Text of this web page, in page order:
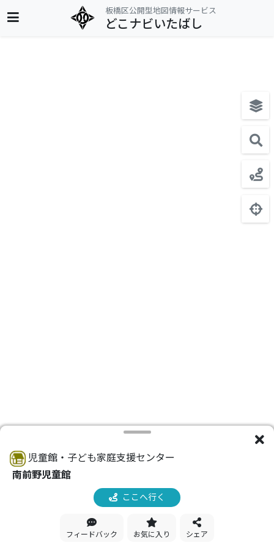
板橋区公開型地図情報サービス
どこナビいたばし
児童館・子ども家庭支援センター
南前野児童館
ここへ行く
フィードバック お気に入り シェア